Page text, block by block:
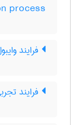
process
فرایند
فرایند